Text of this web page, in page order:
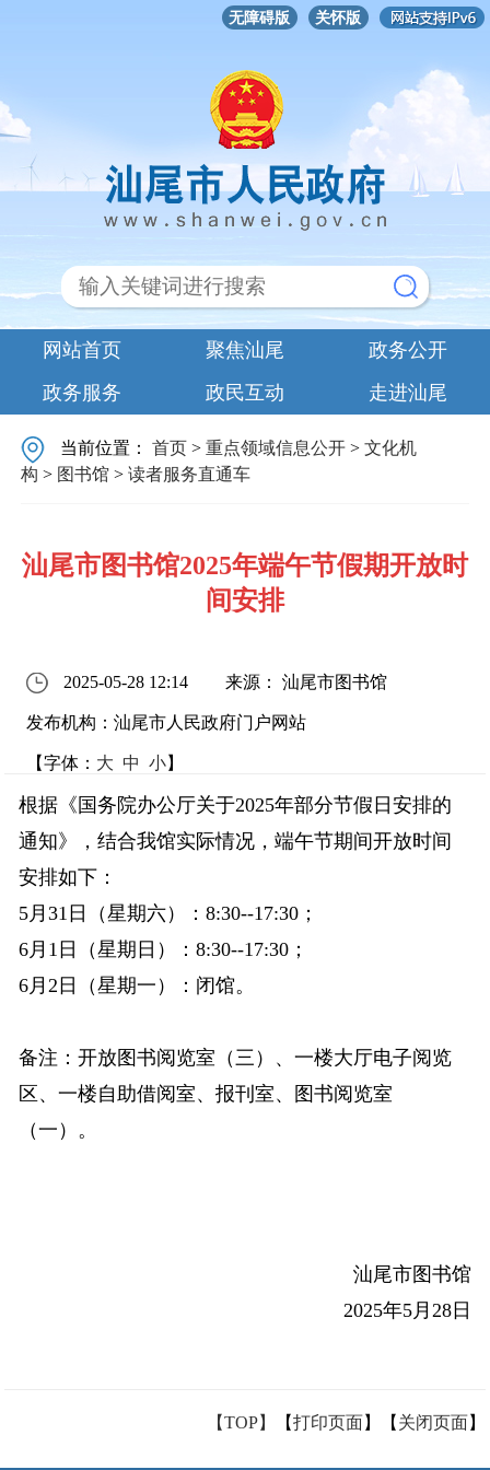
无障碍版 关怀版
网站首页 聚焦汕尾
政务公开
政务服务
政民互动 走进汕尾
当前位置：首页 >重点领域信息公开 >文化机
构 > 图书馆 >读者服务直通车
汕尾市图书馆2025年端午节假期开放时
间安排
2025-05-28 12:14 来源： 汕尾市图书馆
发布机构：汕尾市人民政府门户网站
【字体： 大 中 小】
根据《国务院办公厅关于2025年部分节假日安排的
通知》，结合我馆实际情况，端午节期间开放时间
安排如下：
5月31日（星期六）：8:30--17:30；
6月1日（星期日）：8:30--17:30；
6月2日（星期一）：闭馆。
备注：开放图书阅览室（三）、一楼大厅电子阅览
区、一楼自助借阅室、报刊室、图书阅览室
（一）。
汕尾市图书馆
2025年5月28日
【TOP】 【打印页面】【 关闭页面】